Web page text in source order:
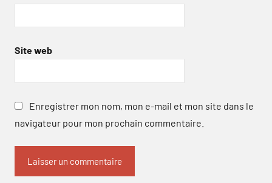
Site web
Enregistrer mon nom, mon e-mail et mon site dans le
navigateur pour mon prochain commentaire.